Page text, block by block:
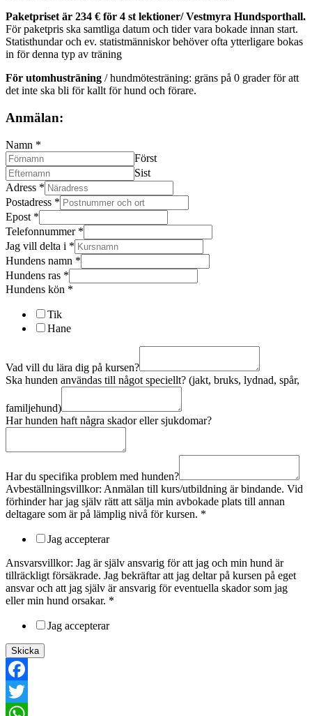
Paketpriset är 234 € för 4 st lektioner/ Vestmyra Hundsporthall.
För paketpris ska samtliga datum och tider vara bokade innan start.
Statisthundar och ev. statistmänniskor behöver ofta ytterligare bokas
in för denna typ av träning
För utomhusträning / hundmötesträning: gräns på 0 grader för att
det inte ska bli för kallt för hund och förare.
Anmälan:
Namn *
Först
Sist
Adress *
Postadress *
Epost *
Telefonnummer *
Jag vill delta i *
Hundens namn *
Hundens ras *
Hundens kön *
Tik
Hane
Vad vill du lära dig på kursen?
Ska hunden användas till något speciellt? (jakt, bruks, lydnad, spår,
familjehund)
Har hunden haft några skador eller sjukdomar?
Har du specifika problem med hunden?
Avbeställningsvillkor: Anmälan till kurs/utbildning är bindande. Vid
förhinder har jag själv rätt att sälja min avbokade plats till annan
deltagare som är på lämplig nivå för kursen. *
Jag accepterar
Ansvarsvillkor: Jag är själv ansvarig för att jag och min hund är
tillräckligt försäkrade. Jag bekräftar att jag deltar på kursen på eget
ansvar och att jag själv är ansvarig för eventuella skador som jag
eller min hund orsakar. *
Jag accepterar
Skicka
Facebook
Twitter